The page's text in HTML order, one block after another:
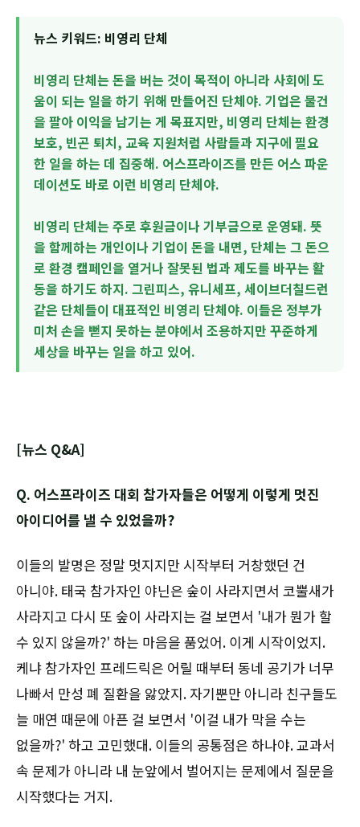
뉴스 키워드: 비영리 단체
비영리 단체는 돈을 버는 것이 목적이 아니라 사회에 도
움이 되는 일을 하기 위해 만들어진 단체야. 기업은 물건
을 팔아 이익을 남기는 게 목표지만, 비영리 단체는 환경
보호, 빈곤 퇴치, 교육 지원처럼 사람들과 지구에 필요
한 일을 하는 데 집중해. 어스프라이즈를 만든 어스 파운
데이션도 바로 이런 비영리 단체야.
비영리 단체는 주로 후원금이나 기부금으로 운영돼. 뜻
을 함께하는 개인이나 기업이 돈을 내면, 단체는 그 돈으
로 환경 캠페인을 열거나 잘못된 법과 제도를 바꾸는 활
동을 하기도 하지. 그린피스, 유니세프, 세이브더칠드런
같은 단체들이 대표적인 비영리 단체야. 이들은 정부가
미처 손을 뻗지 못하는 분야에서 조용하지만 꾸준하게
세상을 바꾸는 일을 하고 있어.
[뉴스 Q&A]
Q. 어스프라이즈 대회 참가자들은 어떻게 이렇게 멋진
아이디어를 낼 수 있었을까?
이들의 발명은 정말 멋지지만 시작부터 거창했던 건
아니야. 태국 참가자인 야닌은 숲이 사라지면서 코뿔새가
사라지고 다시 또 숲이 사라지는 걸 보면서 '내가 뭔가 할
수 있지 않을까?' 하는 마음을 품었어. 이게 시작이었지.
케냐 참가자인 프레드릭은 어릴 때부터 동네 공기가 너무
나빠서 만성 폐 질환을 앓았지. 자기뿐만 아니라 친구들도
늘 매연 때문에 아픈 걸 보면서 '이걸 내가 막을 수는
없을까?' 하고 고민했대. 이들의 공통점은 하나야. 교과서
속 문제가 아니라 내 눈앞에서 벌어지는 문제에서 질문을
시작했다는 거지.